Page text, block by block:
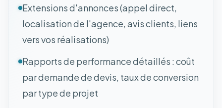
Extensions d'annonces (appel direct,
localisation de l'agence, avis clients, liens
vers vos réalisations)
Rapports de performance détaillés : coût
par demande de devis, taux de conversion
par type de projet